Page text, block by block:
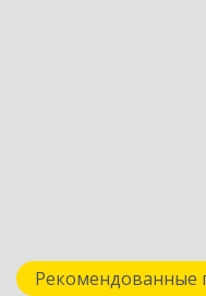
Рекомендованные